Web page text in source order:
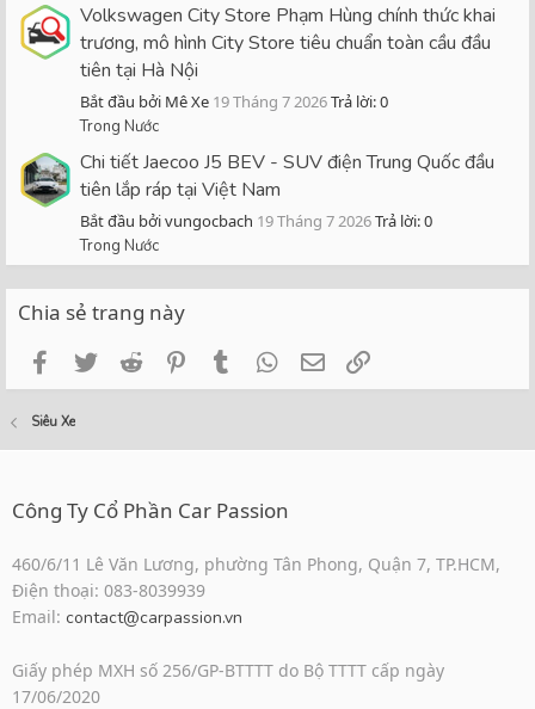
Volkswagen City Store Phạm Hùng chính thức khai
trương, mô hình City Store tiêu chuẩn toàn cầu đầu
tiên tại Hà Nội
Bắt đầu bởi Mê Xe 19 Tháng 7 2026Trả lời: 0
Trong Nước
Chi tiết Jaecoo J5 BEV - SUV điện Trung Quốc đầu
tiên lắp ráp tại Việt Nam
Bắt đầu bởi vungocbach 19 Tháng 7 2026Trả lời: 0
Trong Nước
Chia sẻ trang này
FacebookTwitterReddit PinterestTumblrWhatsApp
Email
Siêu Xe
Công Ty Cổ Phần Car Passion
460/6/11 Lê Văn Lương, phường Tân Phong, Quận 7, TP.HCM,
Điện thoại: 083-8039939
Email: contact@carpassion.vn
Giấy phép MXH số 256/GP-BTTTT do Bộ TTTT cấp ngày
17/06/2020